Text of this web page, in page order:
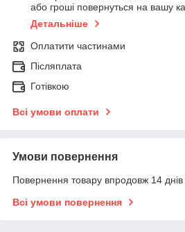
або гроші повернуться на вашу
Детальніше
Оплатити частинами
Післяплата
Готівкою
Всі умови оплати
Умови повернення
Повернення товару впродовж 14 днів
Всі умови повернення